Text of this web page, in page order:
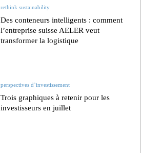
rethink sustainability
Des conteneurs intelligents : comment
l’entreprise suisse AELER veut
transformer la logistique
perspectives d’investissement
Trois graphiques à retenir pour les
investisseurs en juillet